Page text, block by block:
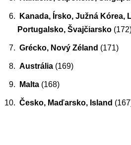
Kanada, Írsko, Južná Kórea,
Portugalsko, Švajčiarsko
Grécko, Nový Zéland (171)
Austrália (169)
Malta (168)
Česko, Maďarsko, Island